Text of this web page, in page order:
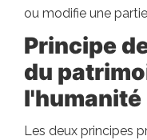
ou modifie une
Principe
du
l'humanité
Les deux principes